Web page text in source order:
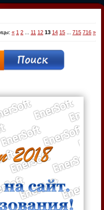
: « 1 2 11 12 13 14 15 715 716 »